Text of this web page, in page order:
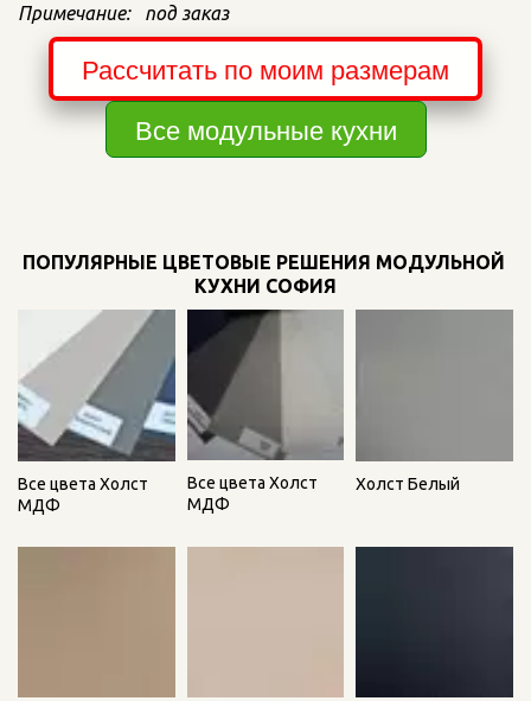
Примечание:   под заказ
Рассчитать по моим размерам
Все модульные кухни
ПОПУЛЯРНЫЕ ЦВЕТОВЫЕ РЕШЕНИЯ МОДУЛЬНОЙ
КУХНИ СОФИЯ
Все цвета Холст
МДФ
Все цвета Холст
МДФ
Холст Белый